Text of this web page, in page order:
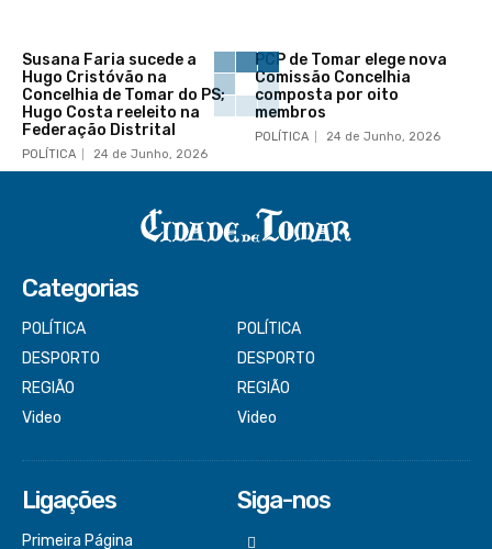
Susana Faria sucede a
Hugo Cristóvão na
Concelhia de Tomar do PS;
Hugo Costa reeleito na
Federação Distrital
POLÍTICA 24 de Junho, 2026
PCP de Tomar elege nova
Comissão Concelhia
composta por oito
membros
POLÍTICA 24 de Junho, 2026
Categorias
POLÍTICA
DESPORTO
REGIÃO
Video
POLÍTICA
DESPORTO
REGIÃO
Video
Ligações
Primeira Página
Siga-nos